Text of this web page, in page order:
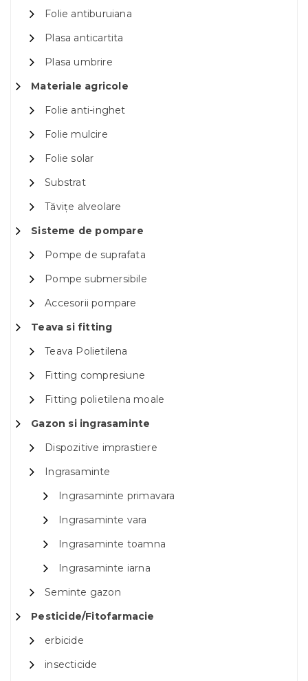
Folie antiburuiana
Plasa anticartita
Plasa umbrire
Materiale agricole
Folie anti-inghet
Folie mulcire
Folie solar
Substrat
Tăvițe alveolare
Sisteme de pompare
Pompe de suprafata
Pompe submersibile
Accesorii pompare
Teava si fitting
Teava Polietilena
Fitting compresiune
Fitting polietilena moale
Gazon si ingrasaminte
Dispozitive imprastiere
Ingrasaminte
Ingrasaminte primavara
Ingrasaminte vara
Ingrasaminte toamna
Ingrasaminte iarna
Seminte gazon
Pesticide/Fitofarmacie
erbicide
insecticide